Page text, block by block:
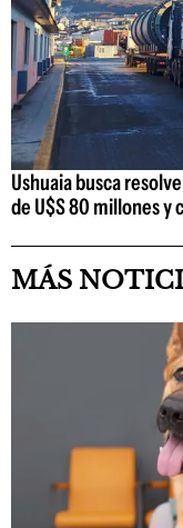
Ushuaia busca
de U$S 80 millones y
MÁS